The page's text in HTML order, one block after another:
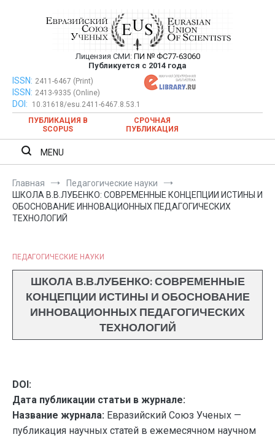
Евразийский Союз Ученых —
публикация научных статей в
ежемесячном научном журнале
Лицензия СМИ: ПИ № ФС77-63060
Публикуется с 2014 года
Евразийский Союз Ученых — публикация научных статей в
ежемесячном научном журнале
ISSN: 2411-6467 (Print)
ISSN: 2413-9335 (Online)
DOI:
10.31618/esu.2411-6467.8.53.1
ПУБЛИКАЦИЯ В
SCOPUS
СРОЧНАЯ
ПУБЛИКАЦИЯ
MENU
Главная
Педагогические науки
ШКОЛА В.В.ЛУБЕНКО: СОВРЕМЕННЫЕ КОНЦЕПЦИИ ИСТИНЫ И
ОБОСНОВАНИЕ ИННОВАЦИОННЫХ ПЕДАГОГИЧЕСКИХ
ТЕХНОЛОГИЙ
ПЕДАГОГИЧЕСКИЕ НАУКИ
ШКОЛА В.В.ЛУБЕНКО: СОВРЕМЕННЫЕ
КОНЦЕПЦИИ ИСТИНЫ И ОБОСНОВАНИЕ
ИННОВАЦИОННЫХ ПЕДАГОГИЧЕСКИХ
ТЕХНОЛОГИЙ
DOI:
Дата публикации статьи в журнале:
Название журнала: Евразийский Союз Ученых —
публикация научных статей в ежемесячном научном